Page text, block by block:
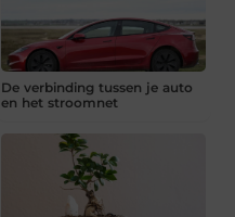
De verbinding tussen je auto
en het stroomnet